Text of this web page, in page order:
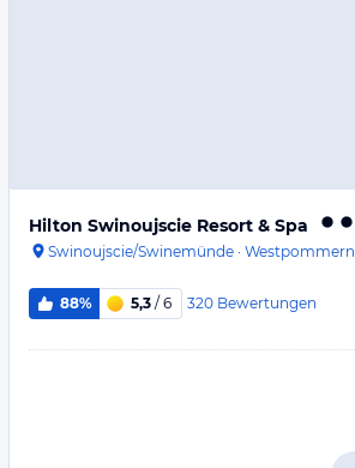
Hilton Swinoujscie Resort & Spa
Swinoujscie/Swinemünde · Westpommern
88% 5,3 / 6 320 Bewertungen